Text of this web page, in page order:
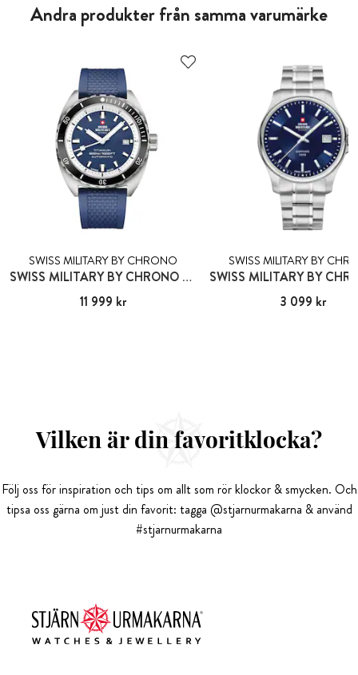
Andra produkter från samma varumärke
SWISS MILITARY BY CHRONO
SWISS MILITARY BY CHRONO NEUCHÂTEL
Pris:11 999 kr
11 999 kr
SWISS MILITARY BY
Pris :3 099 kr
3 099 kr
Vilken är din favoritklocka?
Följ oss för inspiration och tips om allt som rör klockor & smycken. Och
tipsa oss gärna om just din favorit: tagga @stjarnurmakarna & använd
#stjarnurmakarna